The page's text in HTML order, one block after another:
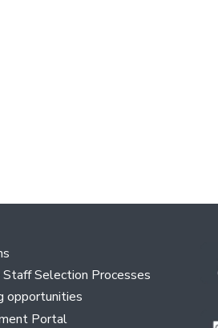
Selection Processes
opportunities
Portal